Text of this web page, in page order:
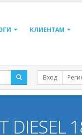
КЛИЕНТАМ
Вход
DIESEL